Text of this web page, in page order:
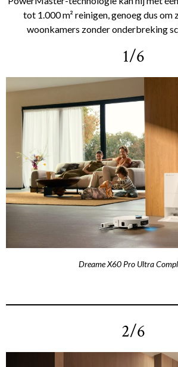
tot 1.000 m² reinigen, genoeg dus
woonkamers zonder onderbreking
1/6
Dreame X60 Pro Ultra
2/6